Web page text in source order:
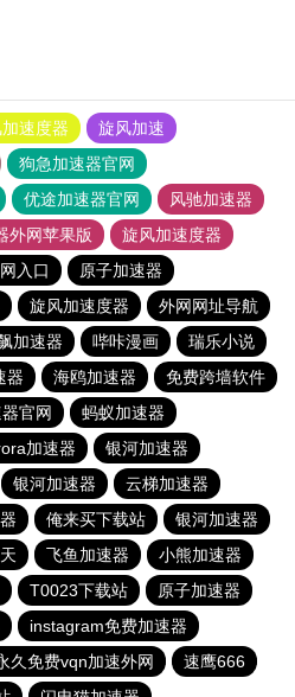
速度器
旋风加速
狗急加速器官网
优途加速器官网
风驰加速器
外网苹果版
旋风加速度器
入口
原子加速器
旋风加速度器
外网网址导航
加速器 哔咔漫画
瑞乐小说
器 海鸥加速器
免费跨墙软件
官网
蚂蚁加速器
加速器
银河加速器
银河加速器
云梯加速器
俺来买下载站
银河加速器
飞鱼加速器
小熊加速器
T0023下载站
原子加速器
instagram免费加速器
久免费vqn加速外网
速鹰666